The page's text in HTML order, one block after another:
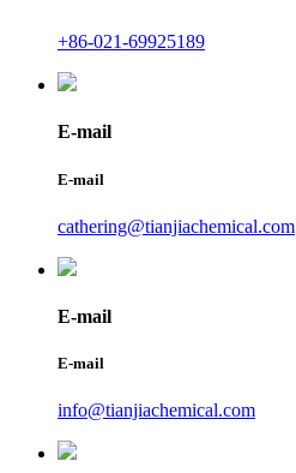
+86-021-69925189
E-mail
E-mail
cathering@tianjiachemical.com
E-mail
E-mail
info@tianjiachemical.com